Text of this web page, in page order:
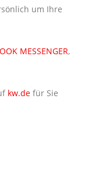
um Ihre
MESSENGER,
kw.de für Sie